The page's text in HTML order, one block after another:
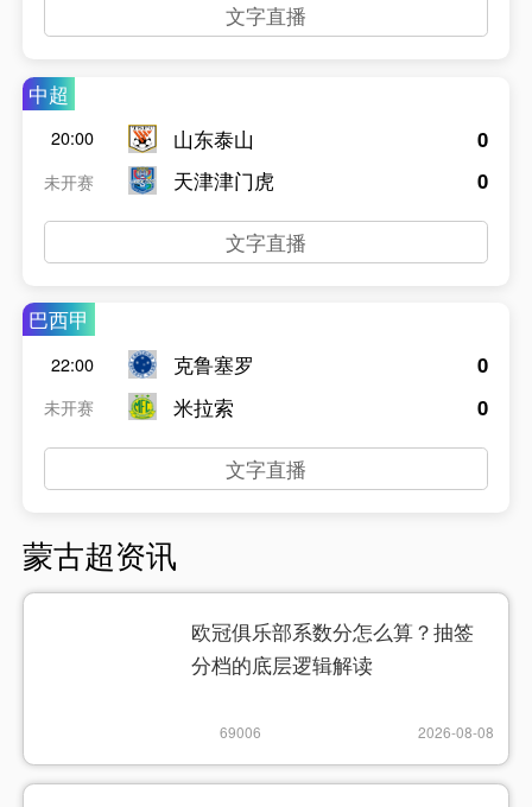
文字直播
中超
20:00
未开赛
山东泰山
天津津门虎
0
0
文字直播
巴西甲
22:00
未开赛
克鲁塞罗
米拉索
0
0
文字直播
蒙古超资讯
欧冠俱乐部系数分怎么算？抽签
分档的底层逻辑解读
69006 2026-08-08